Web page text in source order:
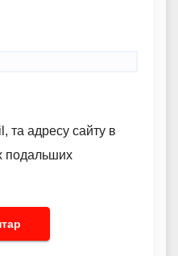
та адресу сайту в
подальших